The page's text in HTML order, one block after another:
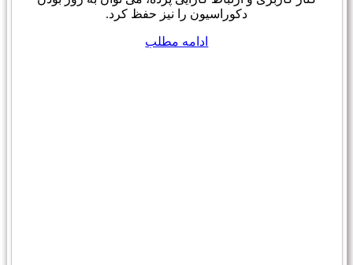
دکوراسیون را نیز حفظ کرد.
ادامه مطلب